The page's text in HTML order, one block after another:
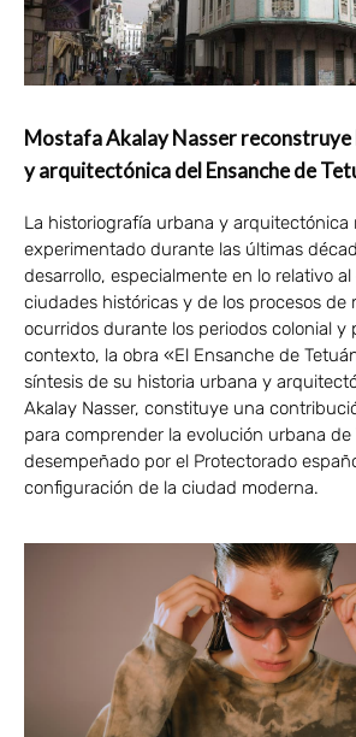
Mostafa Akalay Nasser reconstruye
y arquitectónica del Ensanche de
La historiografía urbana y arquitectónica
experimentado durante las últimas
desarrollo, especialmente en lo relativo
ciudades históricas y de los procesos de
ocurridos durante los periodos colonial y
contexto, la obra «El Ensanche de
síntesis de su historia urbana y
Akalay Nasser, constituye una
para comprender la evolución urbana
desempeñado por el Protectorado
configuración de la ciudad moderna.